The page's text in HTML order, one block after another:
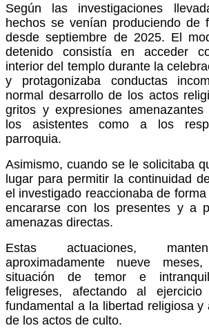
Según las investigaciones
hechos se venían produciendo de
desde septiembre de 2025. El
detenido consistía en acceder
interior del templo durante la
y protagonizaba conductas
normal desarrollo de los actos
gritos y expresiones
los asistentes como a los
parroquia.
Asimismo, cuando se le solicitaba
lugar para permitir la continuidad
el investigado reaccionaba de
encararse con los presentes y a
amenazas directas.
Estas actuaciones,
aproximadamente nueve
situación de temor e
feligreses, afectando al
fundamental a la libertad religiosa y
de los actos de culto.